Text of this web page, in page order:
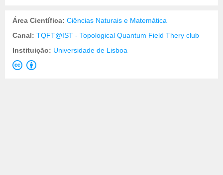
Área Científica: Ciências Naturais e Matemática
Canal: TQFT@IST - Topological Quantum Field Thery club
Instituição: Universidade de Lisboa